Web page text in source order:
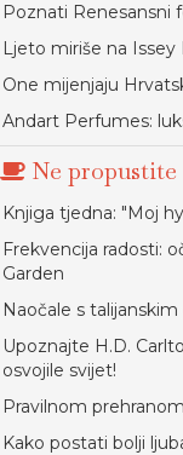
Poznati Renesansni
Ljeto miriše na Issey
One mijenjaju
Andart Perfumes:
Ne propustite
Knjiga tjedna: "Moj
Frekvencija radosti:
Garden
Naočale s
Upoznajte H.D.
osvojile svijet!
Pravilnom
Kako postati bolji